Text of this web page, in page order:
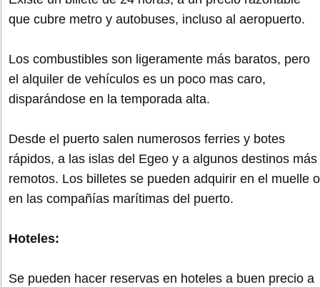
que cubre metro y autobuses, incluso al aeropuerto.
Los combustibles son ligeramente más baratos, pero
el alquiler de vehículos es un poco mas caro,
disparándose en la temporada alta.
Desde el puerto salen numerosos ferries y botes
rápidos, a las islas del Egeo y a algunos destinos más
remotos. Los billetes se pueden adquirir en el muelle o
en las compañías marítimas del puerto.
Hoteles:
Se pueden hacer reservas en hoteles a buen precio a